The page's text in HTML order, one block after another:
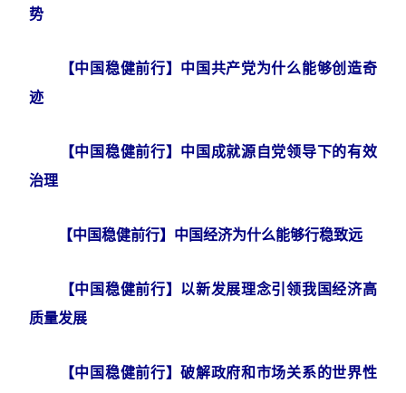
势
【中国稳健前行】中国共产党为什么能够创造奇
迹
【中国稳健前行】中国成就源自党领导下的有效
治理
【中国稳健前行】中国经济为什么能够行稳致远
【中国稳健前行】以新发展理念引领我国经济高
质量发展
【中国稳健前行】破解政府和市场关系的世界性